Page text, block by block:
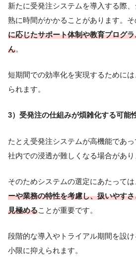
新たに受発注システムを導入する際
熟に時間がかかることがあります。そ
に応じたサポート体制や教育プログ
ん。
短期間での効率化を実現するために
られます。
3）受発注の仕組みが煩雑化する可能
たとえ受発注システムが高機能であ
社内での浸透が難しくなる場合があり
そのためシステムの選定にあたっては
ーや業務の特性を考慮し、扱いやす
見極めることが重要です。
段階的な導入やトライアル期間を設
小限に抑えられます。